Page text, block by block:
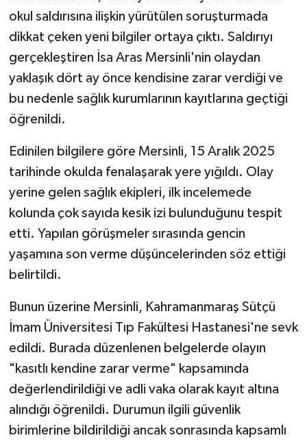
okul saldırısına ilişkin yürütülen soruşturmada
dikkat çeken yeni bilgiler ortaya çıktı. Saldırıyı
gerçekleştiren İsa Aras Mersinli'nin olaydan
yaklaşık dört ay önce kendisine zarar verdiği ve
bu nedenle sağlık kurumlarının kayıtlarına geçtiği
öğrenildi.
Edinilen bilgilere göre Mersinli, 15 Aralık 2025
tarihinde okulda fenalaşarak yere yığıldı. Olay
yerine gelen sağlık ekipleri, ilk incelemede
kolunda çok sayıda kesik izi bulunduğunu tespit
etti. Yapılan görüşmeler sırasında gencin
yaşamına son verme düşüncelerinden söz ettiği
belirtildi.
Bunun üzerine Mersinli, Kahramanmaraş Sütçü
İmam Üniversitesi Tıp Fakültesi Hastanesi'ne sevk
edildi. Burada düzenlenen belgelerde olayın
"kasıtlı kendine zarar verme" kapsamında
değerlendirildiği ve adli vaka olarak kayıt altına
alındığı öğrenildi. Durumun ilgili güvenlik
birimlerine bildirildiği ancak sonrasında kapsamlı
YEREL YÖNETİM
MEDYA
SEÇİM 2011
BİLİMNET
Yemek
SİVİL TOPLUM
SEÇİM 2014
ÇEK GÖNDER
KİTAP
HEDEF2020
OTOMOBİL